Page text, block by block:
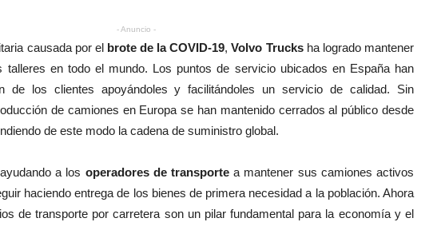
- Anuncio -
causada por el brote de la COVID-19,Volvo Trucksha logrado mantener
en todo el mundo. Los puntos de servicio ubicados en España han
de los clientes apoyándoles y facilitándoles un servicio de calidad. Sin
de camiones en Europa se han mantenido cerrados al público desde
de este modo la cadena de suministro global.
a los operadores de transportea mantener sus camiones activos
haciendo entrega de los bienes de primera necesidad a la población. Ahora
de transporte por carretera son un pilar fundamental para la economía y el